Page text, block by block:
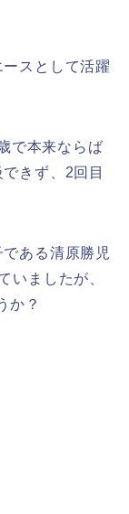
スとして活躍
で本来ならば
きず、2回目
ある清原勝児
いましたが、
か？